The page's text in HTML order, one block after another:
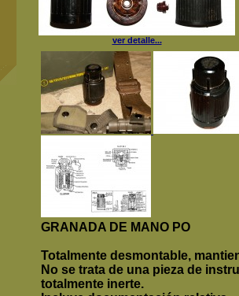
ver detalle...
GRANADA DE MANO PO
Totalmente desmontable,
No se trata de una pieza de
totalmente inerte.